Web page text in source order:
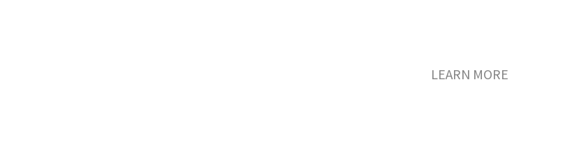
LEARN MORE